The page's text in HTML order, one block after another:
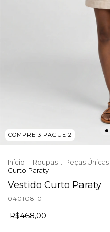
COMPRE 3 PAGUE 2
Início Roupas Peças Únicas
Curto Paraty
Vestido Curto Paraty
04010810
R$468,00